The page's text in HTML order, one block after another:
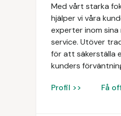
Med vårt starka
hjälper vi våra
experter inom
service. Utöver
för att säkerställa
kunders
Profil >> Få